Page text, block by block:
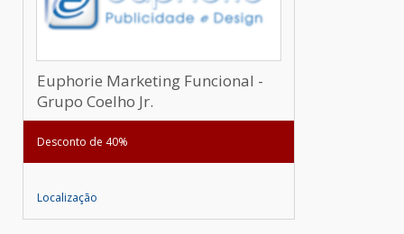
Euphorie Marketing Funcional -
Grupo Coelho Jr.
Desconto de 40%
Localização